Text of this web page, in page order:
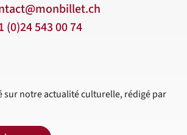
(0)24 543 00 74
sur notre actualité culturelle, rédigé par